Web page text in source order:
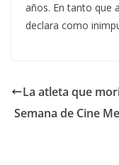
años. En tanto que
declara como
La atleta que
Semana de Cine